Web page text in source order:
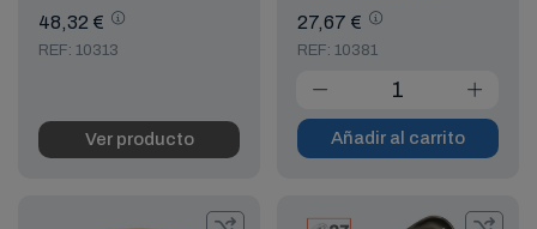
48,32 €
REF: 10313
Ver producto
27,67 €
REF: 10381
Añadir al carrito